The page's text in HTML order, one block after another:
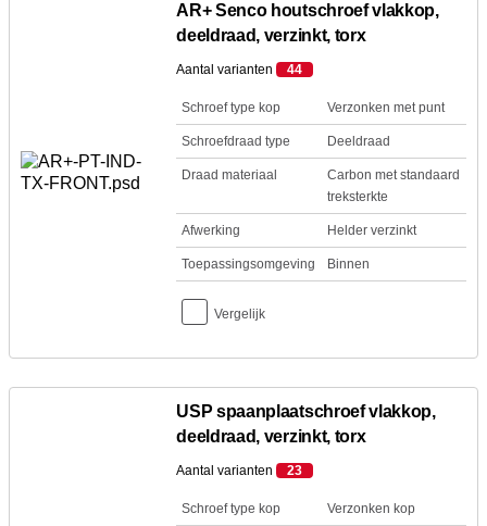
AR+ Senco houtschroef vlakkop,
deeldraad, verzinkt, torx
Aantal varianten 44
Schroef type kop Verzonken met punt
Schroefdraad type Deeldraad
Draad materiaal
Carbon met standaard
treksterkte
Afwerking Helder verzinkt
Toepassingsomgeving Binnen
Vergelijk
USP spaanplaatschroef vlakkop,
deeldraad, verzinkt, torx
Aantal varianten 23
Schroef type kop Verzonken kop